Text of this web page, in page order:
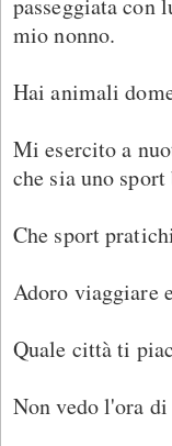
mio nonno.
Hai animali
Mi esercito a
che sia uno
Che sport
Adoro viaggiare
Quale città ti
Non vedo l'ora